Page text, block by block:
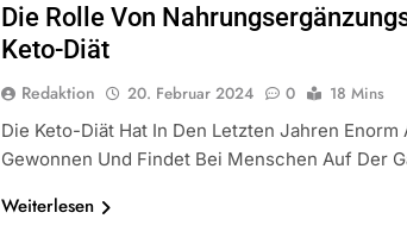
Die Rolle Von
Keto-Diät
Redaktion 20. Februar 2024 0
18 Mins
Die Keto-Diät Hat In Den Letzten Jahren Enorm
Gewonnen Und Findet Bei Menschen Auf Der
Weiterlesen